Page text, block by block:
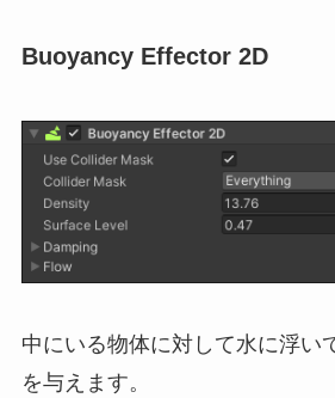
Buoyancy Effector 2D
中にいる物体に対して水に浮い
を与えます。